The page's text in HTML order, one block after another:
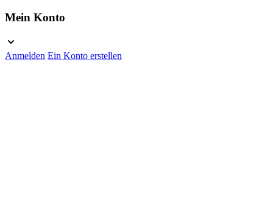
Mein Konto
Anmelden Ein Konto erstellen